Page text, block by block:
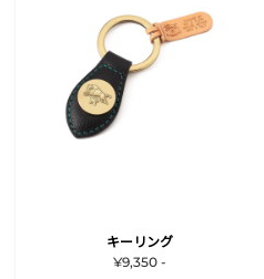
キーリング
¥9,350 -